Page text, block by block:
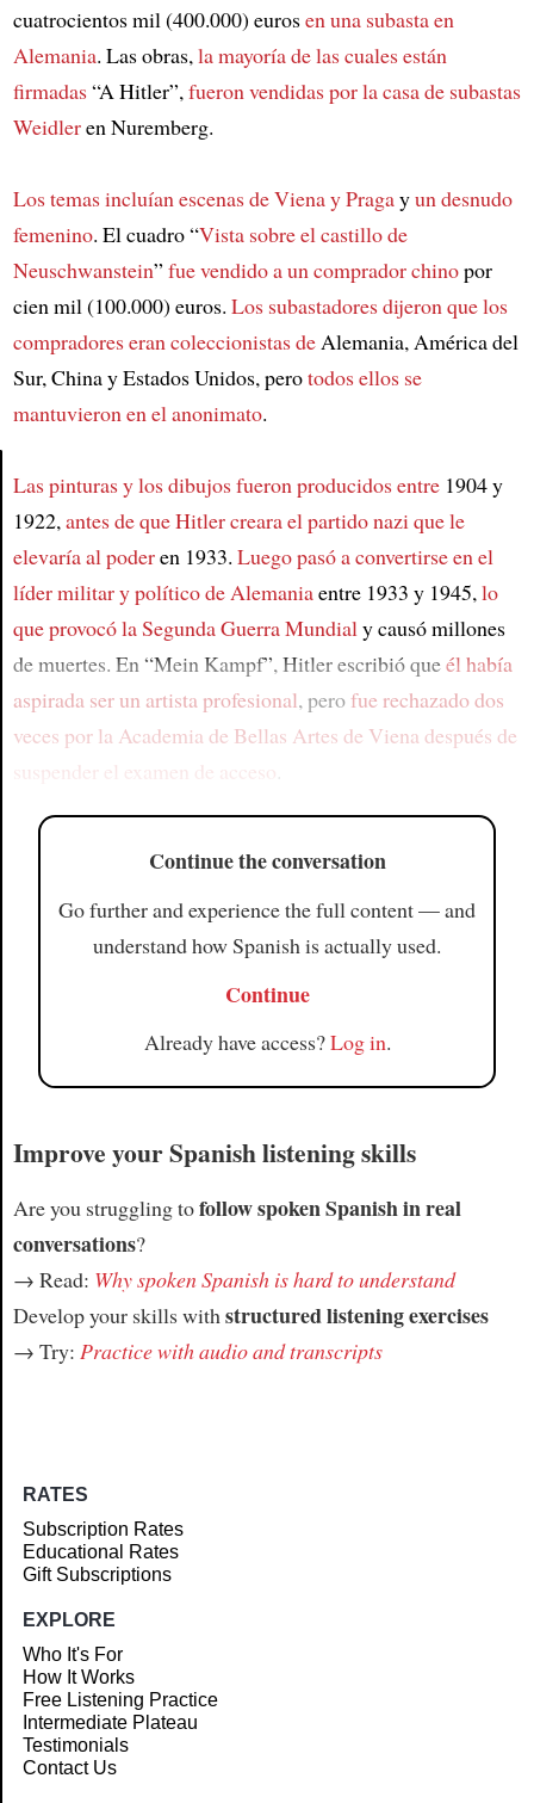
Article
cuatrocientos mil (400.000) eurosen una subasta en
Alemania. Las obras,la mayoría de las cuales están
firmadas“A Hitler”,fueron vendidas por la casa de subastas
Weidleren Nuremberg.
Los temas incluían escenas de Viena y Pragayun desnudo
femenino. El cuadro “Vista sobre el castillo de
Neuschwanstein” fue vendido a un comprador chinopor
cien mil (100.000) euros. Los subastadores dijeron quelos
compradores eran coleccionistas deAlemania, América del
Sur, China y Estados Unidos, perotodos ellos se
mantuvieron en el anonimato.
Las pinturas y los dibujos fueron producidos entre1904 y
1922,antes de que Hitler creara el partido nazique le
elevaría al poderen 1933. Luego pasó a convertirse en el
líder militar y político de Alemaniaentre 1933 y 1945,lo
que provocó la Segunda Guerra Mundialy causó millones
de muertes. En “Mein Kampf”, Hitler escribió queél había
aspirada ser un artista profesional, perofue rechazado dos
veces por la Academia de Bellas Artes de Viena después de
suspender el examen de acceso
Continue the conversation
Go further and experience the full content — and
understand how Spanish is actually used.
Continue
Already have access?Log in.
Improve your Spanish listening skills
Are you struggling tofollow spoken Spanish in real
conversations?
→ Read: Why spoken Spanish is hard to understand
Develop your skills with structured listening exercises
→ Try: Practice with audio and transcripts
RATES
Subscription Rates
Educational Rates
Gift Subscriptions
EXPLORE
Who It's For
How It Works
Free Listening Practice
Intermediate Plateau
Testimonials
Contact Us